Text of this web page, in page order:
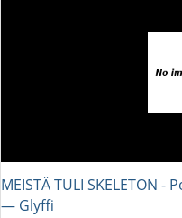
MEISTÄ TULI SKELETON
― Glyffi